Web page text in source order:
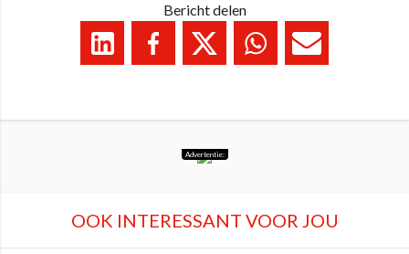
Bericht delen
Advertentie:
OOK INTERESSANT VOOR JOU